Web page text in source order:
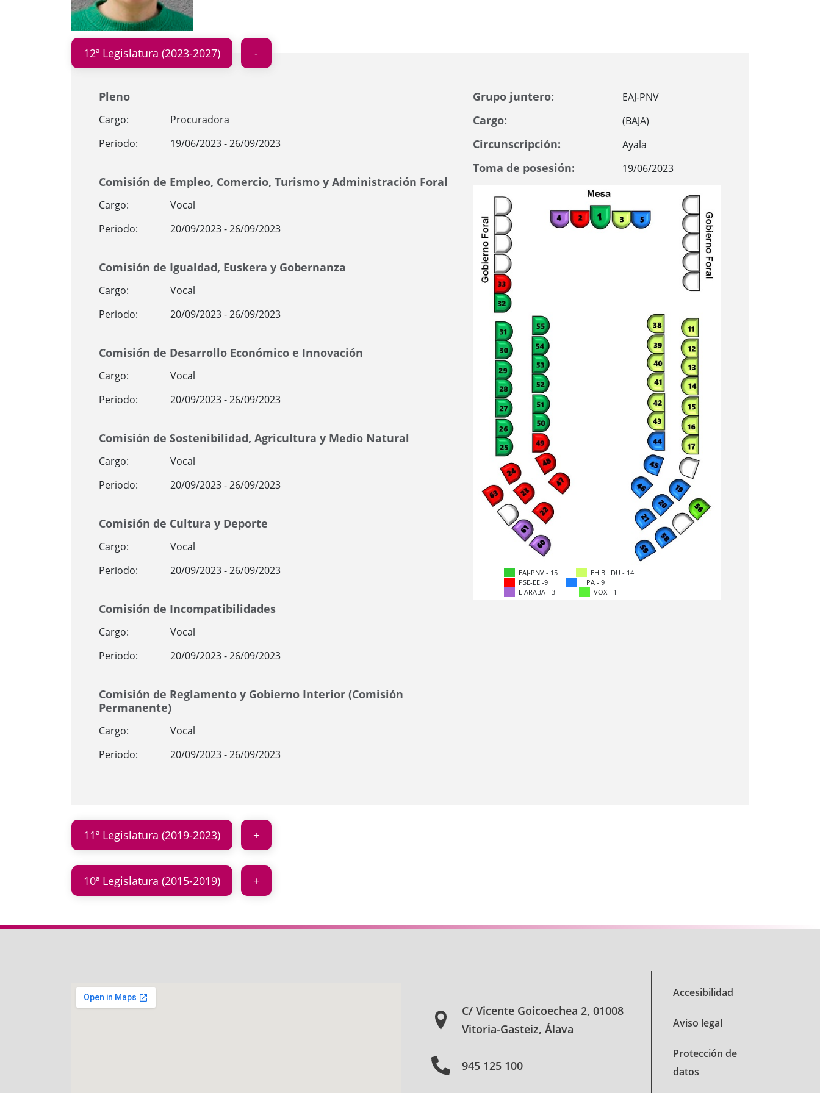
12ª Legislatura (2023-2027)
Pleno
Cargo:
Procuradora
Periodo:
19/06/2023 - 26/09/2023
Comisión de Empleo, Comercio, Turismo y Administración Foral
Cargo:
Vocal
Periodo:
20/09/2023 - 26/09/2023
Comisión de Igualdad, Euskera y Gobernanza
Cargo:
Vocal
Periodo:
20/09/2023 - 26/09/2023
Comisión de Desarrollo Económico e Innovación
Cargo:
Vocal
Periodo:
20/09/2023 - 26/09/2023
Comisión de Sostenibilidad, Agricultura y Medio Natural
Cargo:
Vocal
Periodo:
20/09/2023 - 26/09/2023
Comisión de Cultura y Deporte
Cargo:
Vocal
Periodo:
20/09/2023 - 26/09/2023
Comisión de Incompatibilidades
Cargo:
Vocal
Periodo:
20/09/2023 - 26/09/2023
Comisión de Reglamento y Gobierno Interior (Comisión
Permanente)
Cargo:
Vocal
Periodo:
20/09/2023 - 26/09/2023
Grupo juntero: EAJ-PNV
Cargo: (BAJA)
Circunscripción: Ayala
Toma de posesión: 19/06/2023
EAJ-PNV - 15
EH BILDU - 14
PSE-EE -9
PA - 9
E ARABA - 3
VOX - 1
11ª Legislatura (2019-2023)
10ª Legislatura (2015-2019)
C/ Vicente Goicoechea 2, 01008
Vitoria-Gasteiz, Álava
945 125 100
Accesibilidad
Aviso legal
Protección de
datos